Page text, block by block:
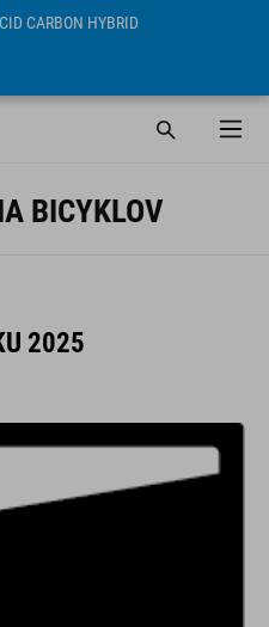
CARBON HYBRID
BICYKLOV
2025